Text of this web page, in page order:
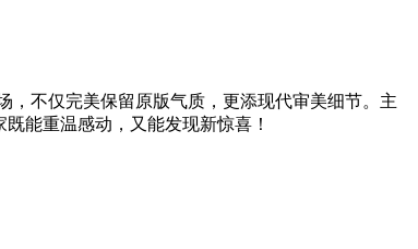
，不仅完美保留原版气质，更添现代审美细节。主
能重温感动，又能发现新惊喜！